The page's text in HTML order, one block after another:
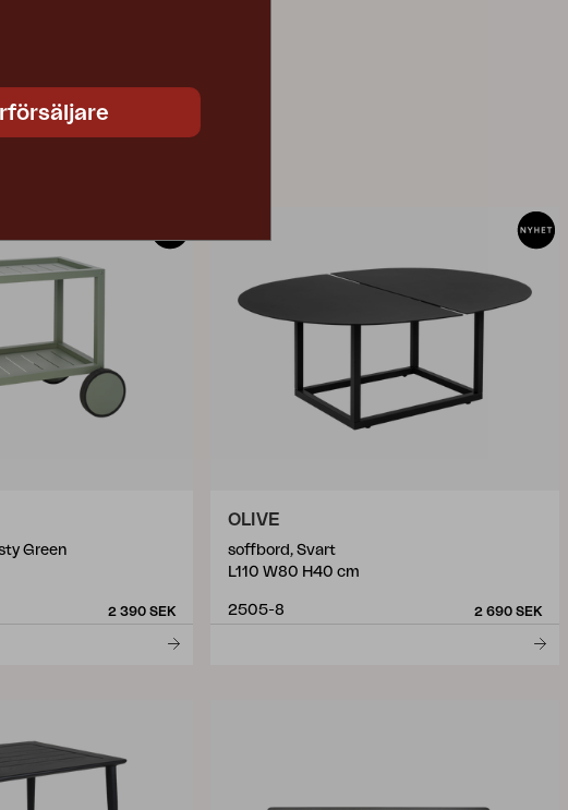
Green
2 390 SEK
OLIVE
soffbord, Svart
L110 W80 H40 cm
2505-8 2 690 SEK